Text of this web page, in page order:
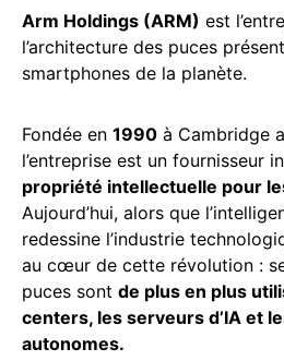
Arm Holdings (ARM) est
l’architecture des puces
smartphones de la planète.
Fondée en 1990 à Cambridge
l’entreprise est un fournisseur
propriété intellectuelle pour
Aujourd’hui, alors que
redessine l’industrie
au cœur de cette révolution :
puces sont de plus en plus
centers, les serveurs d’IA et
autonomes.